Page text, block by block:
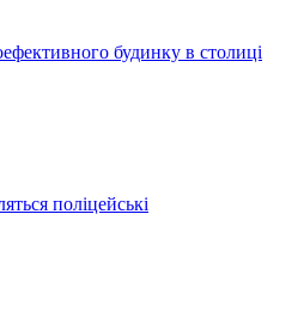
будинку в столиці
поліцейські